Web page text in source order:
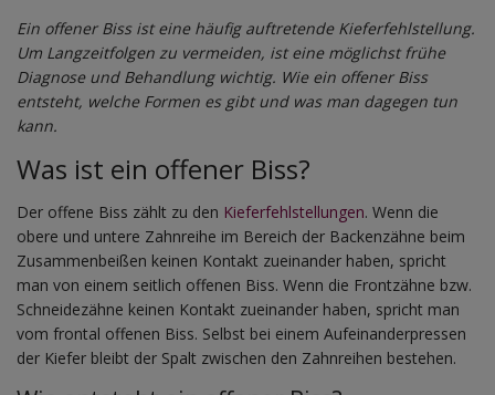
Ein offener Biss ist eine häufig auftretende Kieferfehlstellung.
Um Langzeitfolgen zu vermeiden, ist eine möglichst frühe
Diagnose und Behandlung wichtig. Wie ein offener Biss
entsteht, welche Formen es gibt und was man dagegen tun
kann.
Was ist ein offener Biss?
Der offene Biss zählt zu den Kieferfehlstellungen. Wenn die
obere und untere Zahnreihe im Bereich der Backenzähne beim
Zusammenbeißen keinen Kontakt zueinander haben, spricht
man von einem seitlich offenen Biss. Wenn die Frontzähne bzw.
Schneidezähne keinen Kontakt zueinander haben, spricht man
vom frontal offenen Biss. Selbst bei einem Aufeinanderpressen
der Kiefer bleibt der Spalt zwischen den Zahnreihen bestehen.